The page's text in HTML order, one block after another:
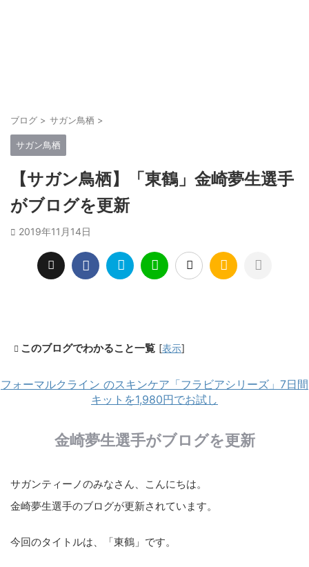
ブログ > サガン鳥栖 >
サガン鳥栖
【サガン鳥栖】「東鶴」金崎夢生選手
がブログを更新
2019年11月14日
このブログでわかること一覧 [表示]
フォーマルクライン のスキンケア「フラビアシリーズ」7日間
キットを1,980円でお試し
金崎夢生選手がブログを更新
サガンティーノのみなさん、こんにちは。
金崎夢生選手のブログが更新されています。
今回のタイトルは、「東鶴」です。